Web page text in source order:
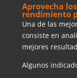
Aprovecha
rendimiento
Una de las
consiste en
mejores
Algunos